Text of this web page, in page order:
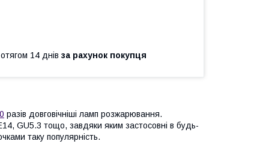
14 днів за рахунок покупця
разів довговічніші ламп розжарювання.
GU5.3 тощо, завдяки яким застосовні в будь-
таку популярність.